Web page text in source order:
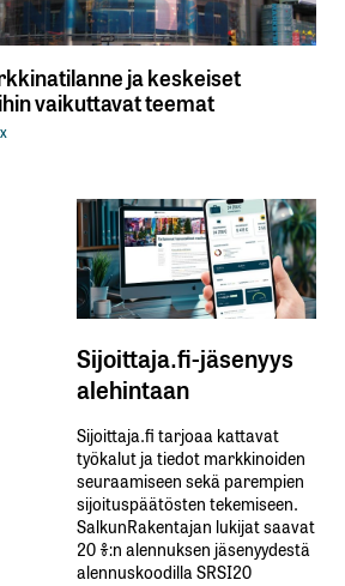
ja keskeiset
vaikuttavat teemat
Sijoittaja.fi-jäsenyys
alehintaan
Sijoittaja.fi tarjoaa kattavat
työkalut ja tiedot markkinoiden
seuraamiseen sekä parempien
sijoituspäätösten tekemiseen.
SalkunRakentajan lukijat saavat
20 %:n alennuksen jäsenyydestä
alennuskoodilla SRSI20